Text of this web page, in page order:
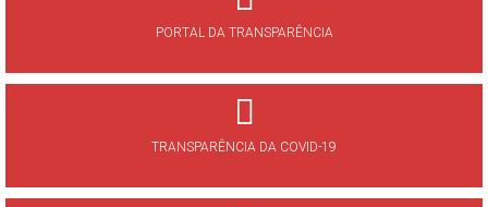
PORTAL DA TRANSPARÊNCIA
TRANSPARÊNCIA DA COVID-19